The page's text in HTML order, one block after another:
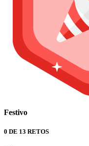
Festivo
0 DE 13 RETOS